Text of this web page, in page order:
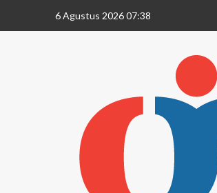
6 Agustus 2026 07:38